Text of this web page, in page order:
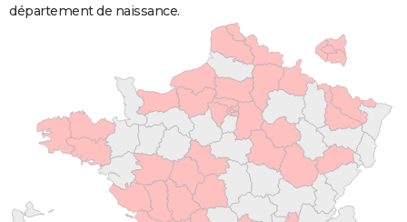
département de naissance.